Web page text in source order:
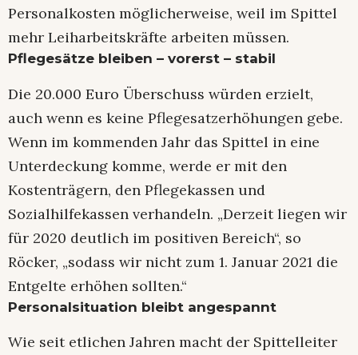
Personalkosten möglicherweise, weil im Spittel
mehr Leiharbeitskräfte arbeiten müssen.
Pflegesätze bleiben – vorerst – stabil
Die 20.000 Euro Überschuss würden erzielt,
auch wenn es keine Pflegesatzerhöhungen gebe.
Wenn im kommenden Jahr das Spittel in eine
Unterdeckung komme, werde er mit den
Kostenträgern, den Pflegekassen und
Sozialhilfekassen verhandeln. „Derzeit liegen wir
für 2020 deutlich im positiven Bereich“, so
Röcker, „sodass wir nicht zum 1. Januar 2021 die
Entgelte erhöhen sollten.“
Personalsituation bleibt angespannt
Wie seit etlichen Jahren macht der Spittelleiter